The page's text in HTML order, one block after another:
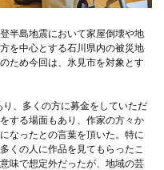
半島地震において家屋倒壊や地
を中心とする石川県内の被災地
ため今回は、氷見市を対象とす
、多くの方に募金をしていただ
する場面もあり、作家の方々か
なったとの言葉を頂いた。特に
くの人に作品を見てもらったこ
味で想定外だったが、地域の芸